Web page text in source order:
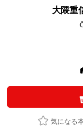
大隈重
気になる